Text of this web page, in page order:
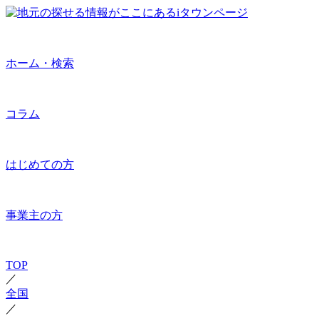
ホーム・検索
コラム
はじめての方
事業主の方
TOP
／
全国
／